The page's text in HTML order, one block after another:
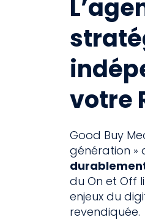
votre
Good Buy
génération »
du On et Off
enjeux du
revendiquée.